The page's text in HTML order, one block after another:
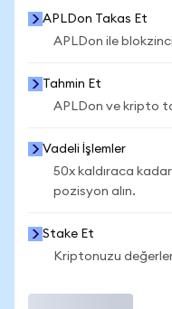
APLDon Takas Et
APLDon ile
Tahmin Et
APLDon ve kripto
Vadeli İşlemler
50x kaldıraca
pozisyon alın.
Stake Et
Kriptonuzu